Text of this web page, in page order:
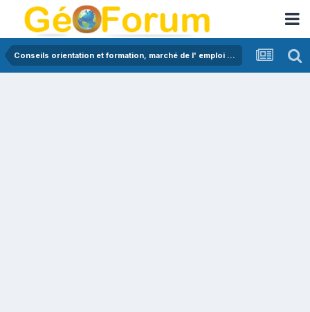
Conseils orientation et formation, marché de l' emploi en géologie